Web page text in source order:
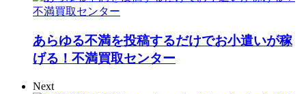
あらゆる不満を投稿するだけでお小遣いが稼
げる！不満買取センター
Next